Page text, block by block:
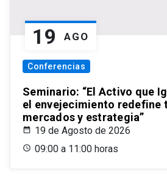
19 AGO
Conferencias
Seminario: “El Activo que
el envejecimiento redefine
mercados y estrategia”
19 de Agosto de 2026
09:00 a 11:00 horas